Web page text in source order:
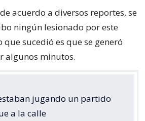
acuerdo a diversos reportes, se
ningún lesionado por este
que sucedió es que se generó
algunos minutos.
jugando un partido
a la calle